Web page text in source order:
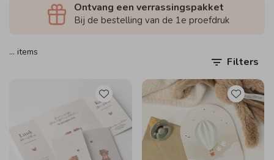
Ontvang een verrassingspakket
Bij de bestelling van de 1e proefdruk
… items
Filters